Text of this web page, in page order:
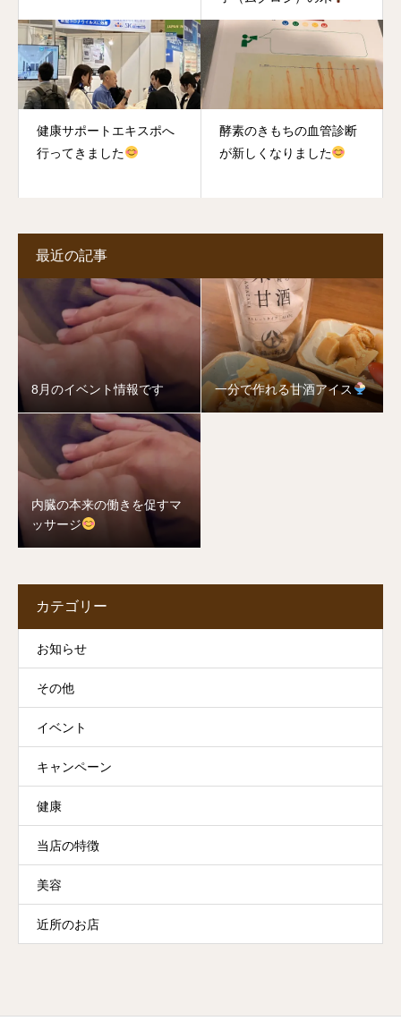
健康サポートエキスポへ
行ってきました
酵素のきもちの血管診断
が新しくなりました
最近の記事
8月のイベント情報です 一分で作れる甘酒アイス
内臓の本来の働きを促すマ
ッサージ
カテゴリー
お知らせ
その他
イベント
キャンペーン
健康
当店の特徴
美容
近所のお店